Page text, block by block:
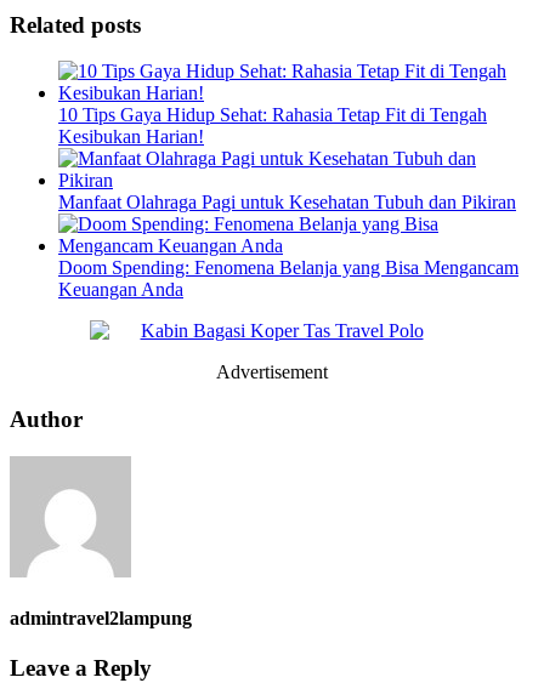
Related posts
10 Tips Gaya Hidup Sehat: Rahasia Tetap Fit di Tengah
Kesibukan Harian!
Manfaat Olahraga Pagi untuk Kesehatan Tubuh dan Pikiran
Doom Spending: Fenomena Belanja yang Bisa Mengancam
Keuangan Anda
Advertisement
Author
admintravel2lampung
Leave a Reply